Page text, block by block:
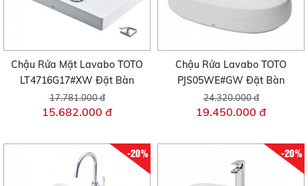
Chậu Rửa Mặt Lavabo TOTO
LT4716G17#XW Đặt Bàn
17.781.000 đ
15.682.000 đ
Chậu Rửa Lavabo TOTO
PJS05WE#GW Đặt Bàn
24.320.000 đ
19.450.000 đ
-20% -20%